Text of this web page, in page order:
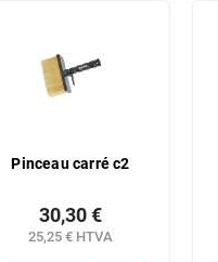
Pinceau carré c2
25,25 € HTVA
30,30 €